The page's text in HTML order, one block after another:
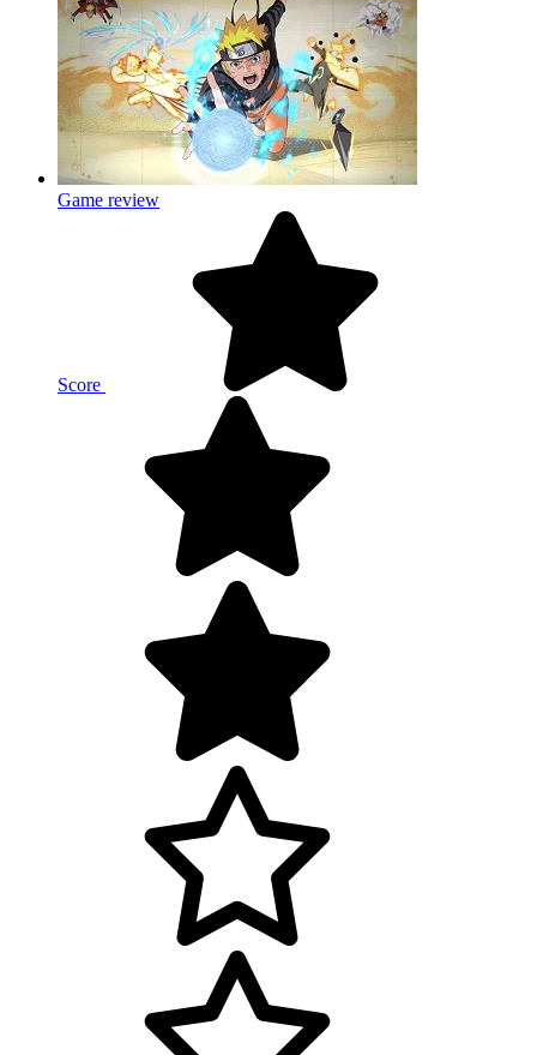
Game review
Score